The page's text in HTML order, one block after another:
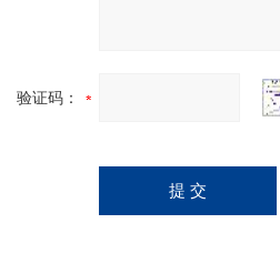
验证码：